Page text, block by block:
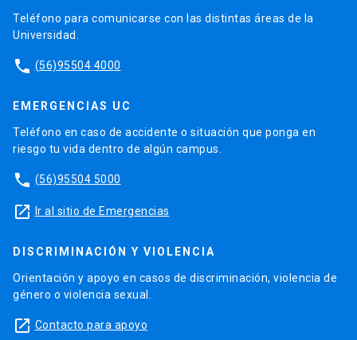
Teléfono para comunicarse con las distintas áreas de la
Universidad.
phone (56)95504 4000
EMERGENCIAS UC
Teléfono en caso de accidente o situación que ponga en
riesgo tu vida dentro de algún campus.
phone (56)95504 5000
launch Ir al sitio de Emergencias
DISCRIMINACIÓN Y VIOLENCIA
Orientación y apoyo en casos de discriminación, violencia de
género o violencia sexual.
launch Contacto para apoyo